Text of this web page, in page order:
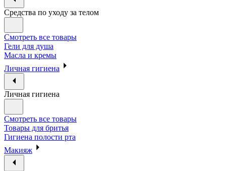
Средства по уходу за телом
Смотреть все товары
Гели для душа
Масла и кремы
Личная гигиена
Личная гигиена
Смотреть все товары
Товары для бритья
Гигиена полости рта
Макияж